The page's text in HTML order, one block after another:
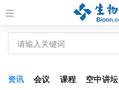
资讯 会议 课程 空中讲坛